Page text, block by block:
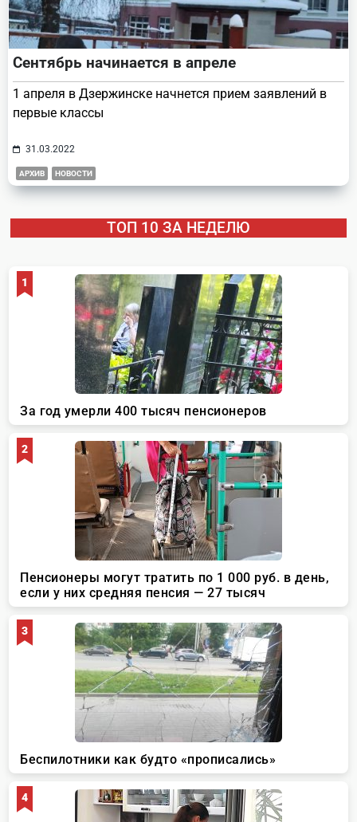
Сентябрь начинается в апреле
1 апреля в Дзержинске начнется прием заявлений в
первые классы
31.03.2022
АРХИВ НОВОСТИ
ТОП 10 ЗА НЕДЕЛЮ